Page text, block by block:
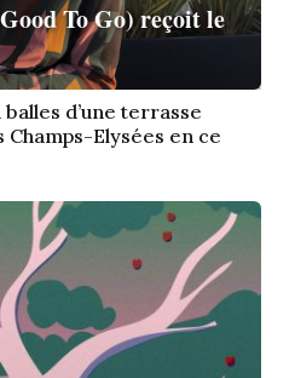
To Go) reçoit le
d’une terrasse
Elysées en ce